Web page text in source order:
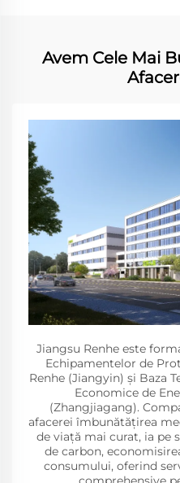
Avem Cele Mai
Jiangsu Renhe este
Echipamentelor de
Renhe (Jiangyin) și Baza
Economice de
(Zhangjiagang).
afacerei îmbunătățirea
de viață mai curat, ia pe
de carbon,
consumului, oferind